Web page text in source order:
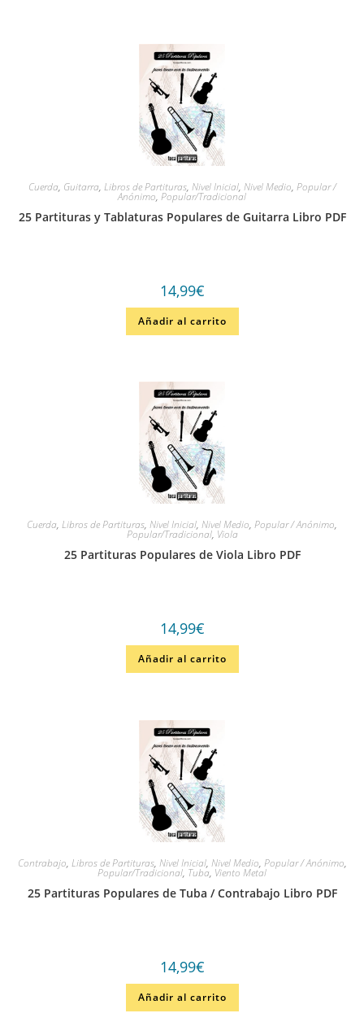
Cuerda, Guitarra, Libros de Partituras, Nivel Inicial, Nivel Medio, Popular /
Anónimo, Popular/Tradicional
25 Partituras y Tablaturas Populares de Guitarra Libro PDF
14,99€
Añadir al carrito
Cuerda, Libros de Partituras, Nivel Inicial, Nivel Medio, Popular / Anónimo,
Popular/Tradicional, Viola
25 Partituras Populares de Viola Libro PDF
14,99€
Añadir al carrito
Contrabajo, Libros de Partituras, Nivel Inicial, Nivel Medio, Popular / Anónimo,
Popular/Tradicional, Tuba, Viento Metal
25 Partituras Populares de Tuba / Contrabajo Libro PDF
14,99€
Añadir al carrito